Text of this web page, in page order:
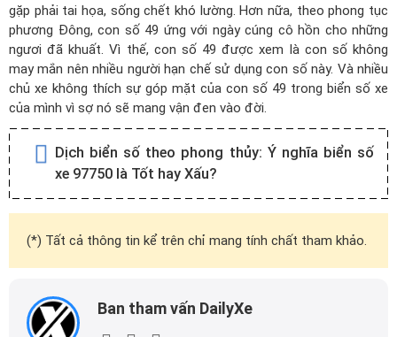
gặp phải tai họa, sống chết khó lường. Hơn nữa, theo phong tục
phương Đông, con số 49 ứng với ngày cúng cô hồn cho những
ngươi đã khuất. Vì thế, con số 49 được xem là con số không
may mắn nên nhiều người hạn chế sử dụng con số này. Và nhiều
chủ xe không thích sự góp mặt của con số 49 trong biển số xe
của mình vì sợ nó sẽ mang vận đen vào đời.
Dịch biển số theo phong thủy: Ý nghĩa biển số
xe 97750 là Tốt hay Xấu?
(*) Tất cả thông tin kể trên chỉ mang tính chất tham khảo.
Ban tham vấn DailyXe